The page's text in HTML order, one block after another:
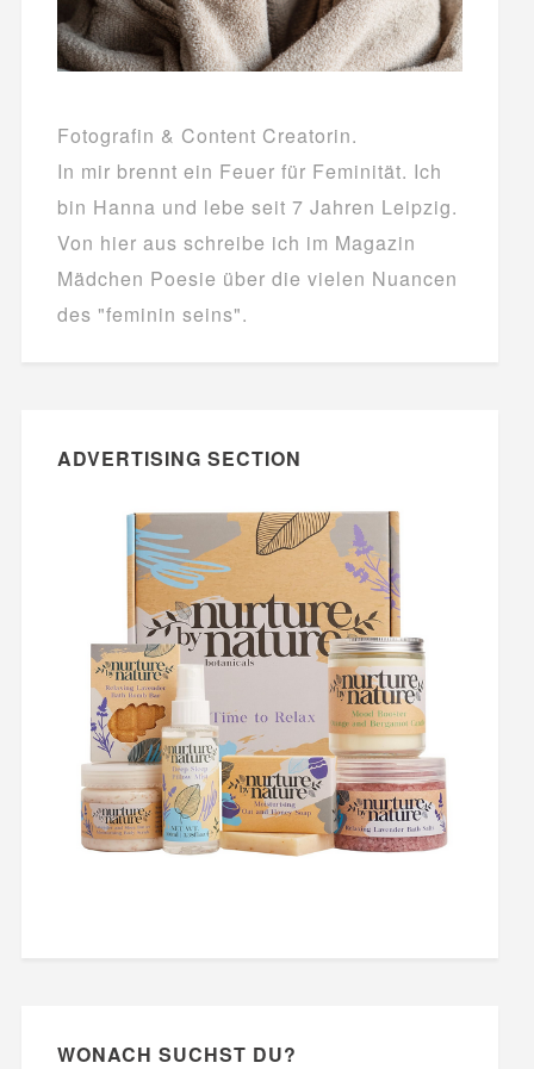
Fotografin & Content Creatorin.
In mir brennt ein Feuer für Feminität. Ich
bin Hanna und lebe seit 7 Jahren Leipzig.
Von hier aus schreibe ich im Magazin
Mädchen Poesie über die vielen Nuancen
des "feminin seins".
ADVERTISING SECTION
WONACH SUCHST DU?